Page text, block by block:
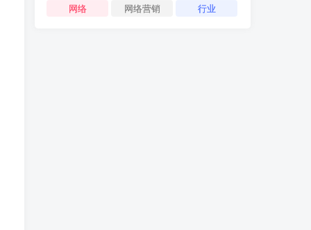
网络
网络营销 行业